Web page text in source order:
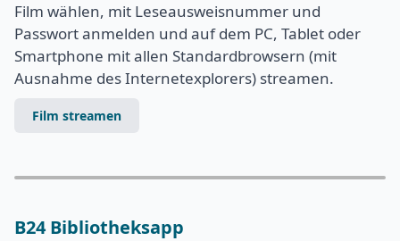
Film wählen, mit Leseausweisnummer und
Passwort anmelden und auf dem PC, Tablet oder
Smartphone mit allen Standardbrowsern (mit
Ausnahme des Internetexplorers) streamen.
Film streamen
B24 Bibliotheksapp